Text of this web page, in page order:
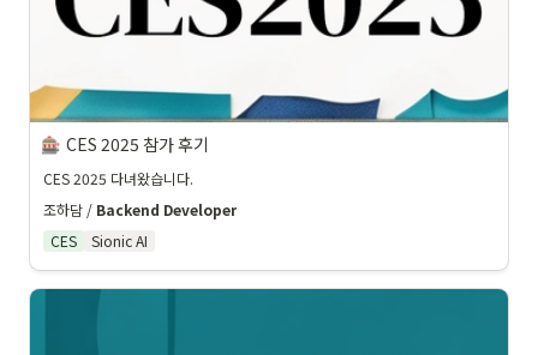
CES 2025 참가 후기
CES 2025 다녀왔습니다.
조하담 / Backend Developer
CES
Sionic AI